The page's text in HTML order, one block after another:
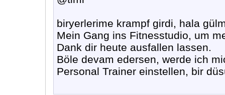
biryerlerime krampf girdi, hala
Mein Gang ins Fitnesstudio, um
Dank dir heute ausfallen lassen.
Böle devam edersen, werde ich
Personal Trainer einstellen, bir